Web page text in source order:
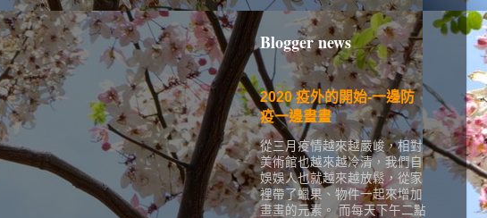
Blogger news
2020 疫外的開始-一邊防
疫一邊畫畫
從三月疫情越來越嚴峻，相對
美術館也越來越冷清，我們自
娛娛人也就越來越放鬆，從家
裡帶了蠟果、物件一起來增加
畫畫的元素。 而每天下午二點